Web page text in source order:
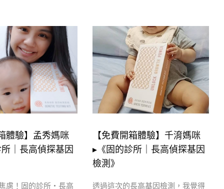
體驗】孟秀媽咪
｜長高偵探基因
慮！固的診所・長高
【免費開箱體驗】千淯媽咪
▸《固的診所｜長高偵探基因
檢測》
透過這次的長高基因檢測，我覺得